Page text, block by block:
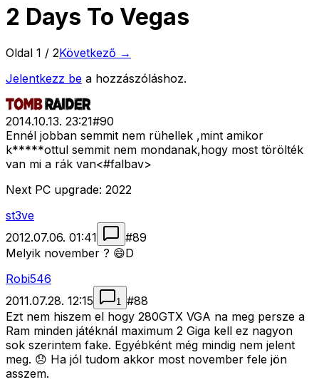
2 Days To Vegas
Oldal 1 / 2Következő →
Jelentkezz be a hozzászóláshoz.
2014.10.13. 23:21#90
Ennél jobban semmit nem rühellek ,mint amikor
k*****ottul semmit nem mondanak,hogy most törölték
van mi a rák van<#falbav>
Next PC upgrade: 2022
st3ve
2012.07.06. 01:41
#89
Melyik november ? 😄D
Robi546
2011.07.28. 12:15
1 #88
Ezt nem hiszem el hogy 280GTX VGA na meg persze a
Ram minden játéknál maximum 2 Giga kell ez nagyon
sok szerintem fake. Egyébként még mindig nem jelent
meg. 😞 Ha jól tudom akkor most november fele jön
asszem.